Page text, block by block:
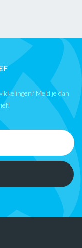
Meld je dan